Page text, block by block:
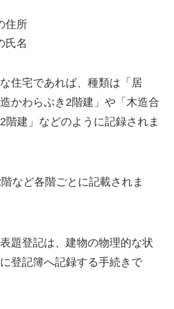
住所
氏名
住宅であれば、種類は「居
かわらぶき2階建」や「木造合
階建」などのように記録されま
など各階ごとに記載されま
題登記は、建物の物理的な状
登記簿へ記録する手続きで